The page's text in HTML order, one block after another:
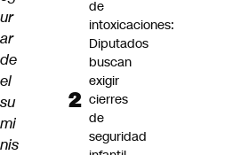
ur
ar
de
el
su
mi
nis
de
intoxicaciones:
Diputados
buscan
exigir
cierres
de
seguridad